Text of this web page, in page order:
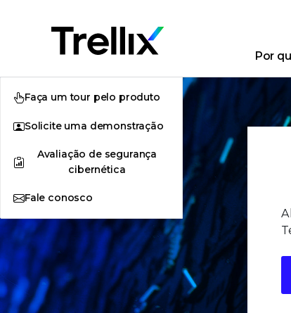
Por
Faça um tour pelo produto
Solicite uma demonstração
Avaliação de segurança
cibernética
Fale conosco